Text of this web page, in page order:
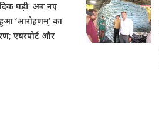
घड़ी’ अब नए
‘आरोहणम्’ का
एयरपोर्ट और